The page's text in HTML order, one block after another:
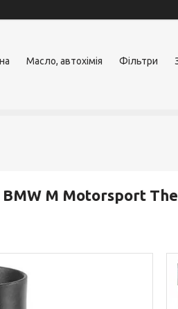
Масло, автохімія Фільтри
M Motorsport